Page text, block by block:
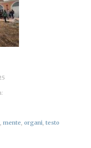
, mente, organi, testo